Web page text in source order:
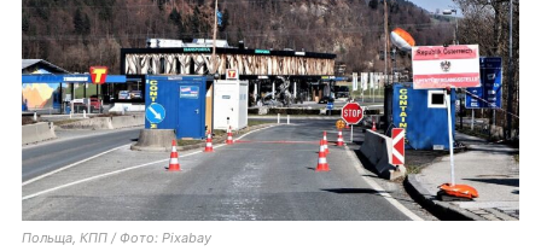
Польща, КПП / Фото: Pixabay